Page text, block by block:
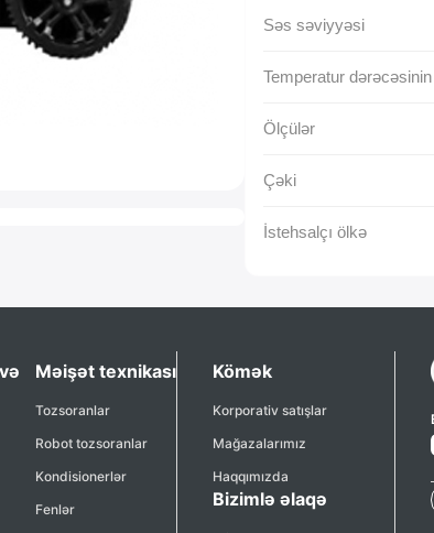
Səs səviyyəsi
Temperatur dərəcəsinin
Ölçülər
Çəki
İstehsalçı ölkə
Məişət texnikası
Tozsoranlar
Robot tozsoranlar
Kondisionerlər
Fenlər
Kömək
Korporativ satışlar
Mağazalarımız
Haqqımızda
Bizimlə əlaqə